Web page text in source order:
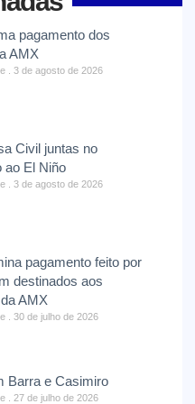
pagamento dos
AMX
3 de agosto de 2026
Civil juntas no
ao El Niño
3 de agosto de 2026
pagamento feito por
destinados aos
AMX
30 de julho de 2026
Barra e Casimiro
27 de julho de 2026